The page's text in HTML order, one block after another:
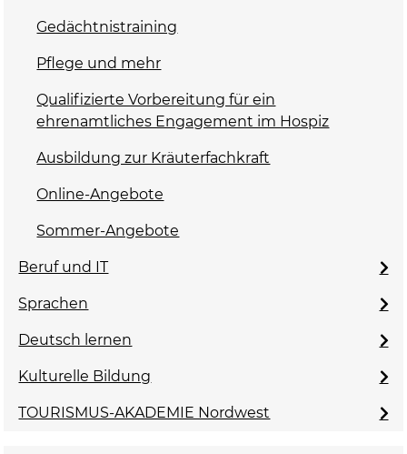
Gedächtnistraining
Pflege und mehr
Qualifizierte Vorbereitung für ein
ehrenamtliches Engagement im Hospiz
Ausbildung zur Kräuterfachkraft
Online-Angebote
Sommer-Angebote
Beruf und IT
Sprachen
Deutsch lernen
Kulturelle Bildung
TOURISMUS-AKADEMIE Nordwest